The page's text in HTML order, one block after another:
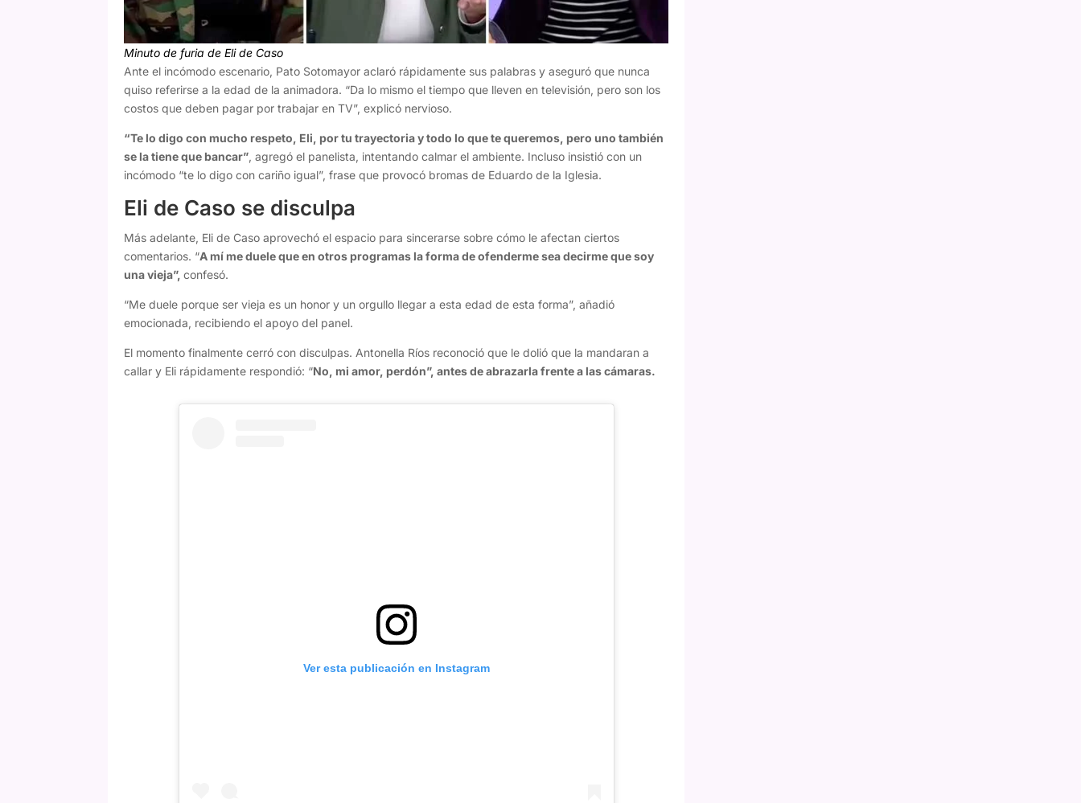
Minuto de furia de Eli de Caso
Ante el incómodo escenario, Pato Sotomayor aclaró rápidamente sus palabras y aseguró que nunca
quiso referirse a la edad de la animadora. “Da lo mismo el tiempo que lleven en televisión, pero son los
costos que deben pagar por trabajar en TV”, explicó nervioso.
“Te lo digo con mucho respeto, Eli, por tu trayectoria y todo lo que te queremos, pero uno también
se la tiene que bancar”, agregó el panelista, intentando calmar el ambiente. Incluso insistió con un
incómodo “te lo digo con cariño igual”, frase que provocó bromas de Eduardo de la Iglesia.
Eli de Caso se disculpa
Más adelante, Eli de Caso aprovechó el espacio para sincerarse sobre cómo le afectan ciertos
comentarios. “A mí me duele que en otros programas la forma de ofenderme sea decirme que soy
una vieja”,confesó.
“Me duele porque ser vieja es un honor y un orgullo llegar a esta edad de esta forma”, añadió
emocionada, recibiendo el apoyo del panel.
El momento finalmente cerró con disculpas. Antonella Ríos reconoció que le dolió que la mandaran a
callar y Eli rápidamente respondió: “No, mi amor, perdón”, antes de abrazarla frente a las cámaras.
Ver esta publicación en Instagram